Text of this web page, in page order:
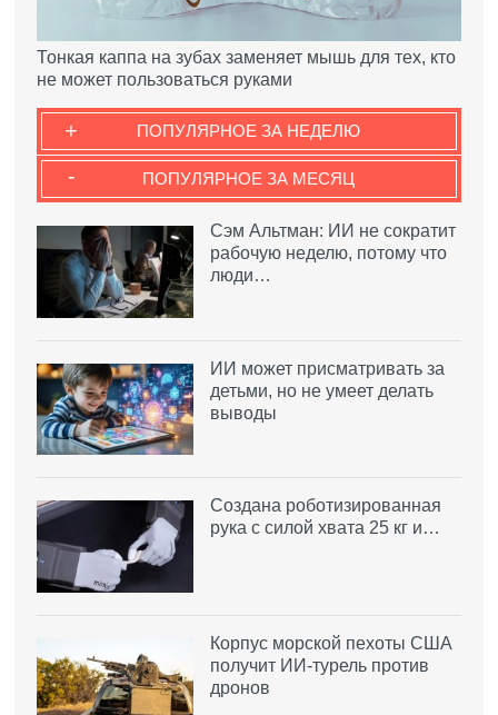
Тонкая каппа на зубах заменяет мышь для тех, кто
не может пользоваться руками
ПОПУЛЯРНОЕ ЗА НЕДЕЛЮ
+
ПОПУЛЯРНОЕ ЗА МЕСЯЦ
-
Сэм Альтман: ИИ не сократит
рабочую неделю, потому что
люди…
ИИ может присматривать за
детьми, но не умеет делать
выводы
Создана роботизированная
рука с силой хвата 25 кг и…
Корпус морской пехоты США
получит ИИ-турель против
дронов